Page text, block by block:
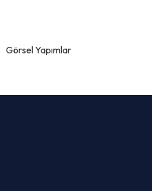
Görsel Yapımlar